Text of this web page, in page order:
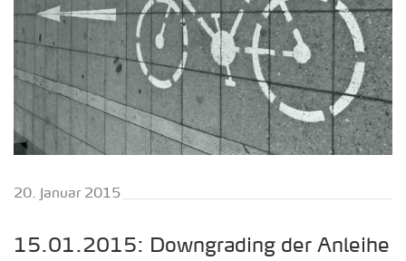
20. Ja­nu­ar 2015
15.01.2015: Down­gra­ding der An­lei­he